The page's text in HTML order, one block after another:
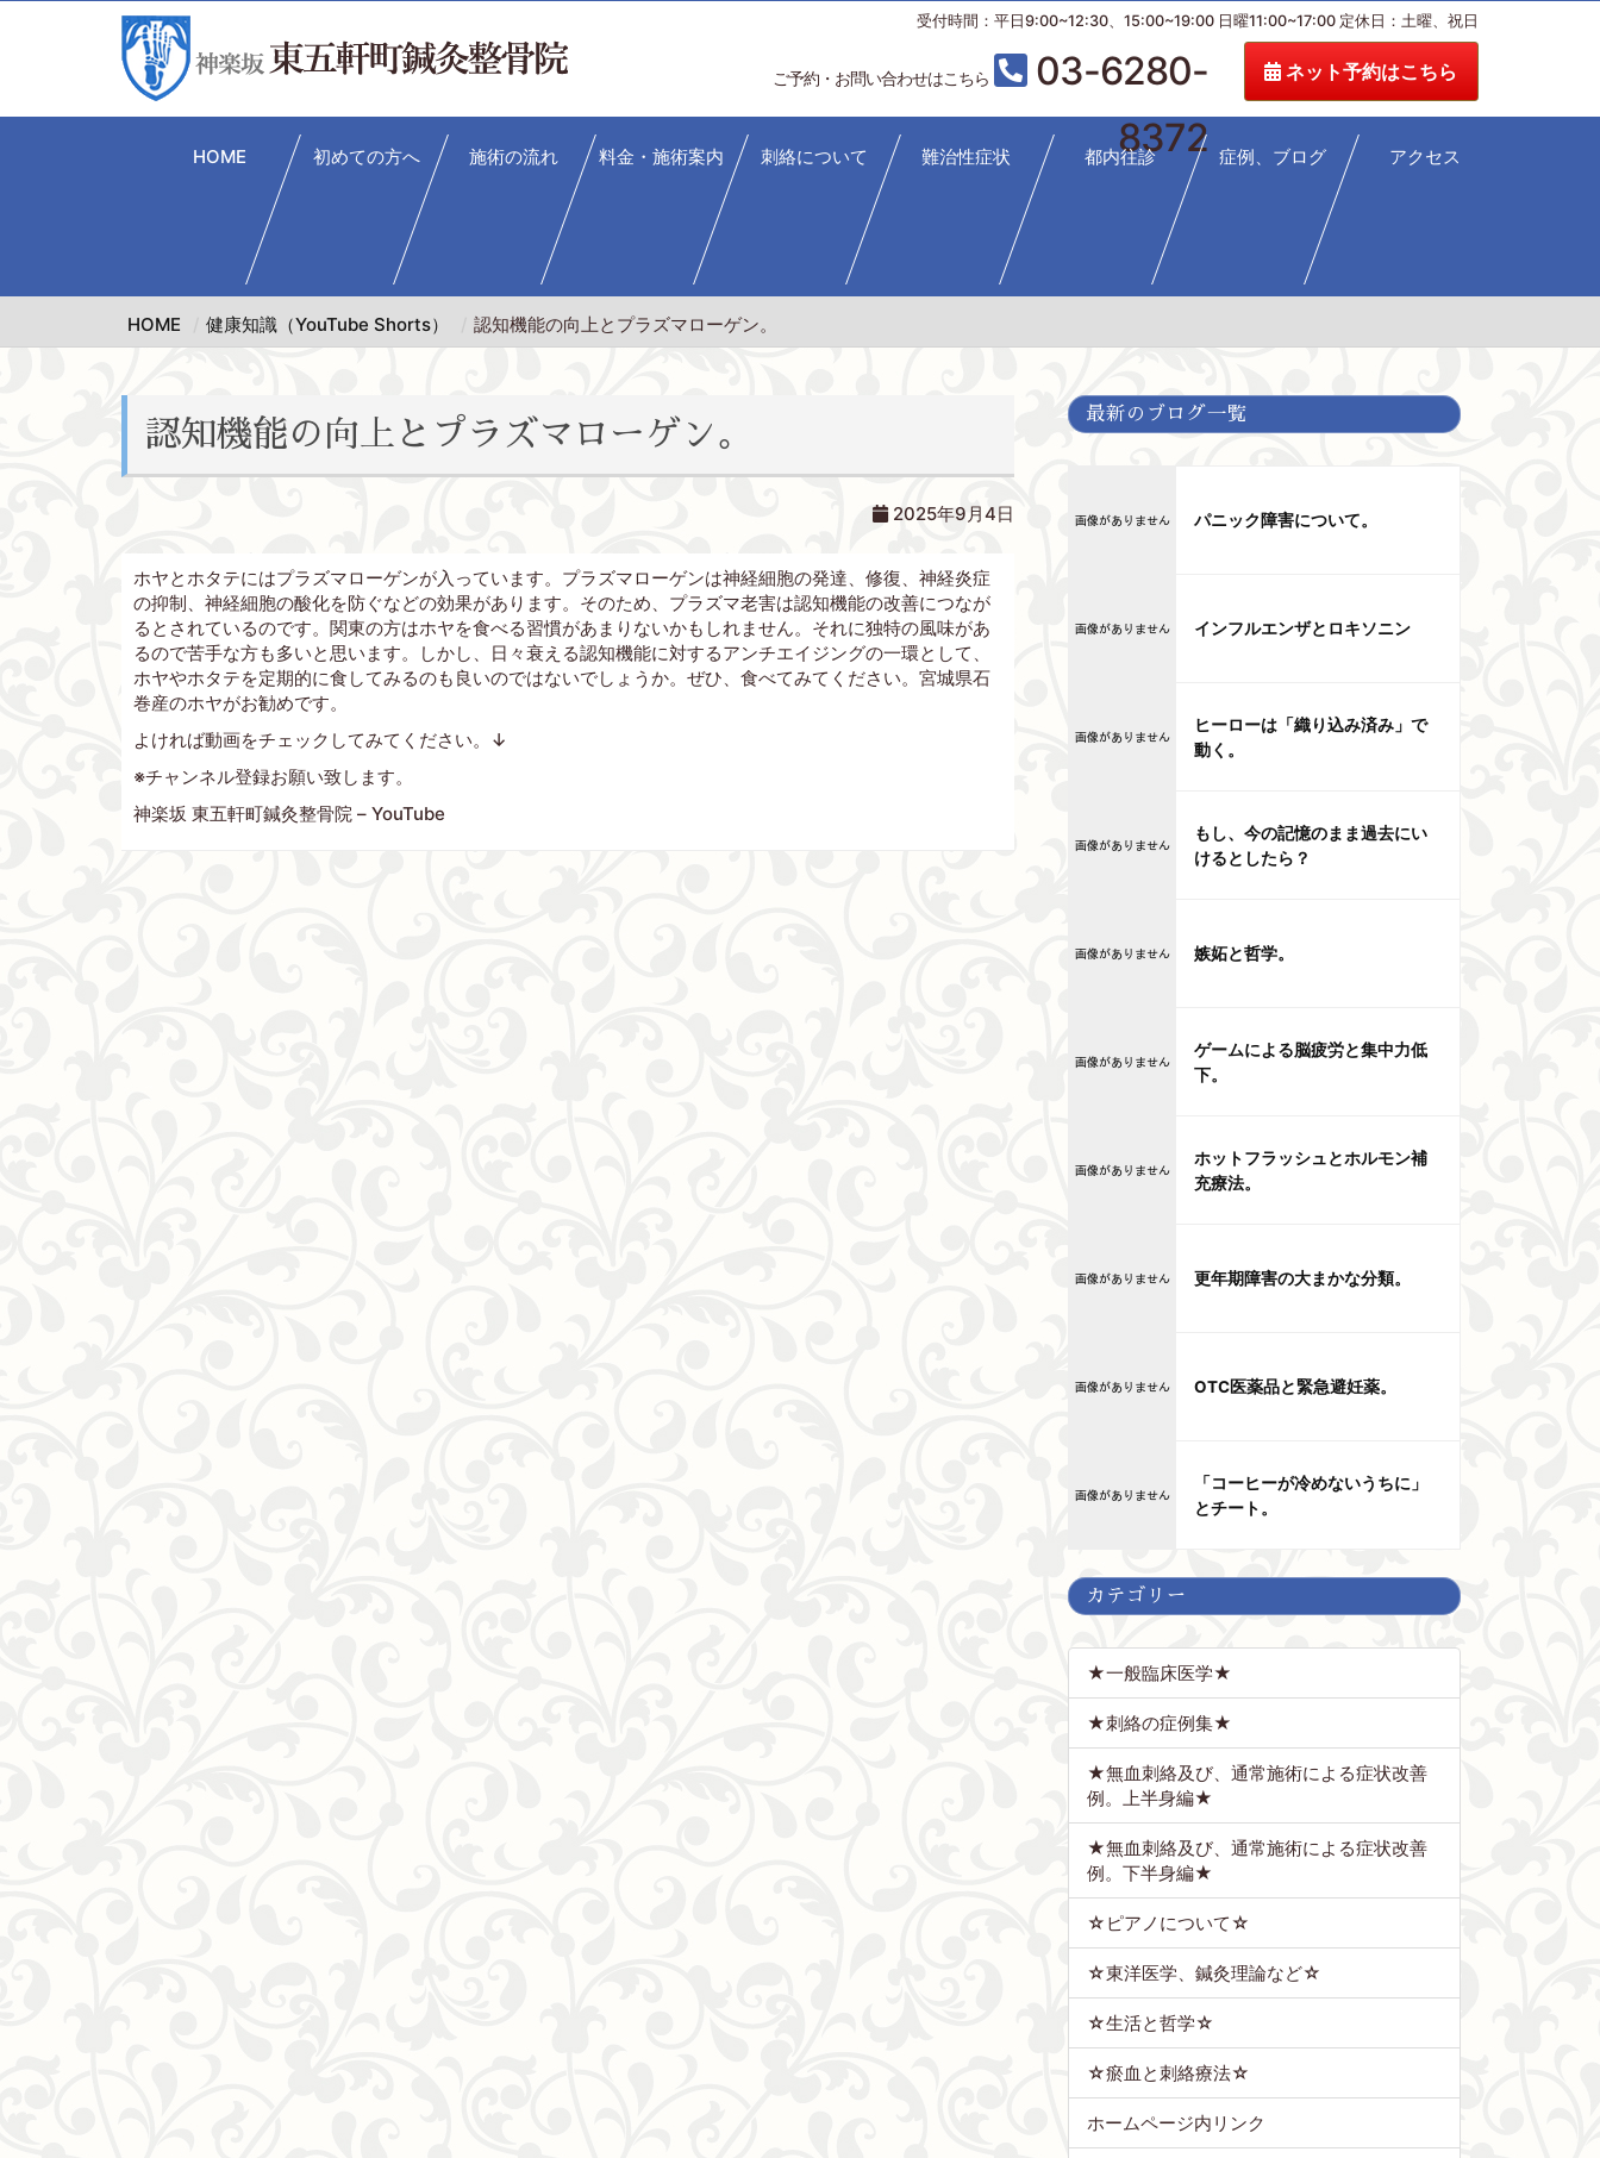
受付時間：平日9:00~12:30、15:00~19:00 日曜11:00~17:00 定休日：土曜、祝日
ご予約・お問い合わせはこちら
03-6280-
8372
ネット予約はこちら
HOME 初めての方へ 施術の流れ 料金・施術案内 刺絡について 難治性症状 都内往診 症例、ブログ アクセス
HOME 健康知識（YouTube Shorts） 認知機能の向上とプラズマローゲン。
認知機能の向上とプラズマローゲン。
2025年9月4日
ホヤとホタテにはプラズマローゲンが入っています。プラズマローゲンは神経細胞の発達、修復、神経炎症
の抑制、神経細胞の酸化を防ぐなどの効果があります。そのため、プラズマ老害は認知機能の改善につなが
るとされているのです。関東の方はホヤを食べる習慣があまりないかもしれません。それに独特の風味があ
るので苦手な方も多いと思います。しかし、日々衰える認知機能に対するアンチエイジングの一環として、
ホヤやホタテを定期的に食してみるのも良いのではないでしょうか。ぜひ、食べてみてください。宮城県石
巻産のホヤがお勧めです。
よければ動画をチェックしてみてください。↓
※チャンネル登録お願い致します。
神楽坂 東五軒町鍼灸整骨院 – YouTube
最新のブログ一覧
パニック障害について。
インフルエンザとロキソニン
ヒーローは「織り込み済み」で
動く。
もし、今の記憶のまま過去にい
けるとしたら？
嫉妬と哲学。
ゲームによる脳疲労と集中力低
下。
ホットフラッシュとホルモン補
充療法。
更年期障害の大まかな分類。
OTC医薬品と緊急避妊薬。
「コーヒーが冷めないうちに」
とチート。
カテゴリー
★一般臨床医学★
★刺絡の症例集★
★無血刺絡及び、通常施術による症状改善
例。上半身編★
★無血刺絡及び、通常施術による症状改善
例。下半身編★
☆ピアノについて☆
☆東洋医学、鍼灸理論など☆
☆生活と哲学☆
☆瘀血と刺絡療法☆
ホームページ内リンク